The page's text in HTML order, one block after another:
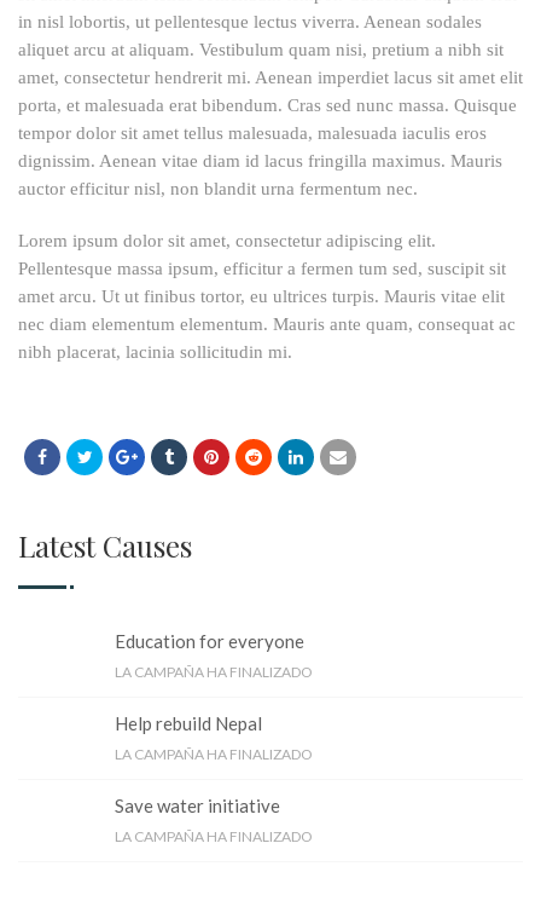
in nisl lobortis, ut pellentesque lectus viverra. Aenean sodales
aliquet arcu at aliquam. Vestibulum quam nisi, pretium a nibh sit
amet, consectetur hendrerit mi. Aenean imperdiet lacus sit amet elit
porta, et malesuada erat bibendum. Cras sed nunc massa. Quisque
tempor dolor sit amet tellus malesuada, malesuada iaculis eros
dignissim. Aenean vitae diam id lacus fringilla maximus. Mauris
auctor efficitur nisl, non blandit urna fermentum nec.
Lorem ipsum dolor sit amet, consectetur adipiscing elit.
Pellentesque massa ipsum, efficitur a fermen tum sed, suscipit sit
amet arcu. Ut ut finibus tortor, eu ultrices turpis. Mauris vitae elit
nec diam elementum elementum. Mauris ante quam, consequat ac
nibh placerat, lacinia sollicitudin mi.
Latest Causes
Education for everyone
LA CAMPAÑA HA FINALIZADO
Help rebuild Nepal
LA CAMPAÑA HA FINALIZADO
Save water initiative
LA CAMPAÑA HA FINALIZADO